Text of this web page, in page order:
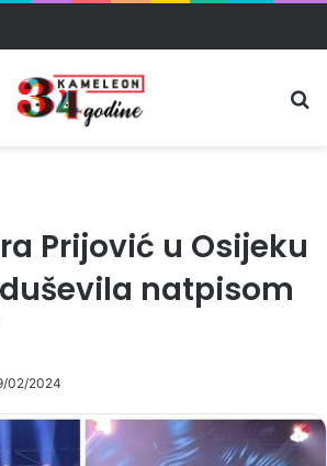
Prijović u Osijeku
natpisom
02/2024